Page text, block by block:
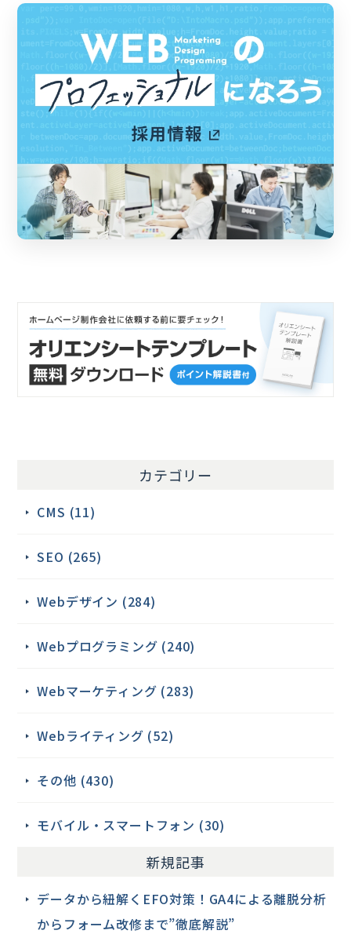
カテゴリー
CMS (11)
SEO (265)
Webデザイン (284)
Webプログラミング (240)
Webマーケティング (283)
Webライティング (52)
その他 (430)
モバイル・スマートフォン (30)
新規記事
データから紐解くEFO対策！GA4による離脱分析
からフォーム改修まで”徹底解説”